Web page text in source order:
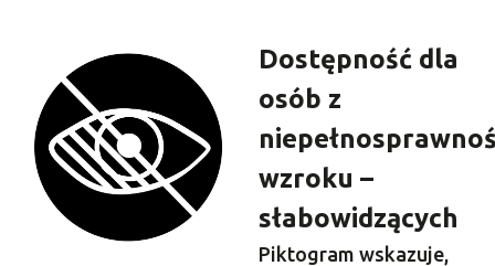
Dostępność dla
osób z
wzroku –
słabowidzących
Piktogram wskazuje,